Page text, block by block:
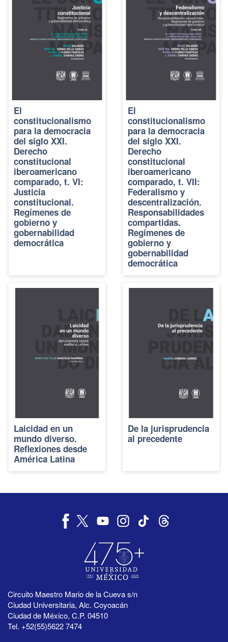
El
constitucionalismo
para la democracia
del siglo XXI.
Derecho
constitucional
iberoamericano
comparado, t. VI:
Justicia
constitucional.
Regímenes de
gobierno y
gobernabilidad
democrática
El
constitucionalismo
para la democracia
del siglo XXI.
Derecho
constitucional
iberoamericano
comparado, t. VII:
Federalismo y
descentralización.
Responsabilidades
compartidas.
Regímenes de
gobierno y
gobernabilidad
democrática
Laicidad en un
mundo diverso.
Reflexiones desde
América Latina
De la jurisprudencia
al precedente
Circuito Maestro Mario de la Cueva s/n
Ciudad Universitaria, Alc. Coyoacán
Ciudad de México, C.P. 04510
Tel. +52(55)5622 7474